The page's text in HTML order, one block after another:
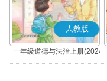
人教版
一年级道德与法治上册(2024
秋版)(部编版)